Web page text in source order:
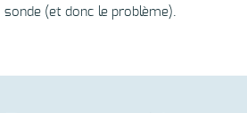
sonde (et donc le problème).